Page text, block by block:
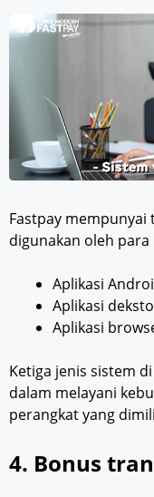
Fastpay mempunyai
digunakan oleh
Aplikasi
Aplikasi
Aplikasi
Ketiga jenis sistem
dalam melayani
perangkat yang
4. Bonus